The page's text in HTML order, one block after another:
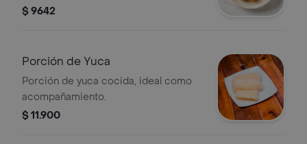
$ 9642
Porción de Yuca
Porción de yuca cocida, ideal como
acompañamiento.
$ 11.900